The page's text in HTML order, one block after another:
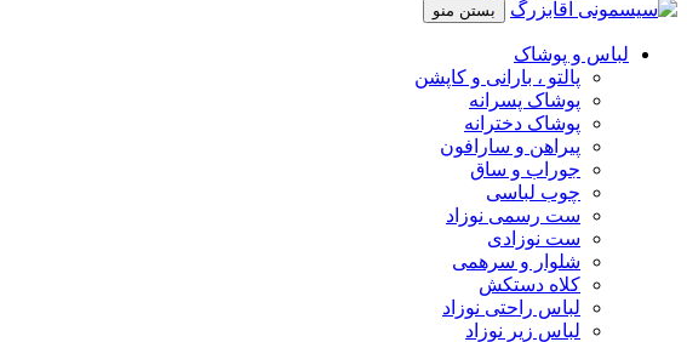
بستن منو
لباس و پوشاک
پالتو ، بارانی و کاپشن
پوشاک پسرانه
پوشاک دخترانه
پیراهن و سارافون
جوراب و ساق
چوب لباسی
ست رسمی نوزاد
ست نوزادی
شلوار و سرهمی
کلاه دستکش
لباس راحتی نوزاد
لباس زیر نوزاد